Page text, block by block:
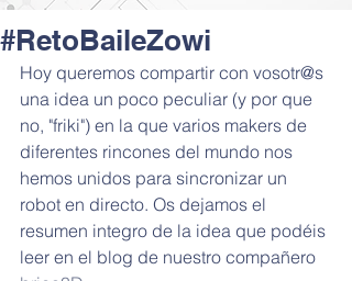
#RetoBaileZowi
Hoy queremos compartir con vosotr@s
una idea un poco peculiar (y por que
no, "friki") en la que varios makers de
diferentes rincones del mundo nos
hemos unidos para sincronizar un
robot en directo. Os dejamos el
resumen integro de la idea que podéis
leer en el blog de nuestro compañero